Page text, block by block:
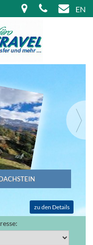
EN
zu den Details